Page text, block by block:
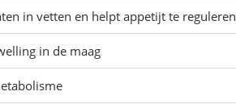
in vetten en helpt appetijt te reguleren
in de maag